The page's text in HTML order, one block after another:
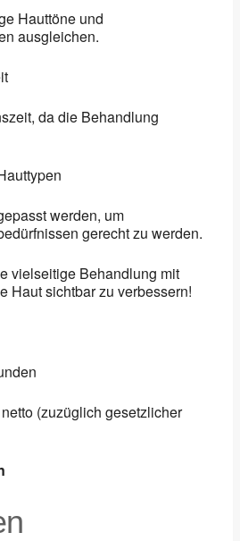
Hauttöne und
ausgleichen.
da die Behandlung
werden, um
gerecht zu werden.
vielseitige Behandlung mit
Haut sichtbar zu verbessern!
(zuzüglich gesetzlicher